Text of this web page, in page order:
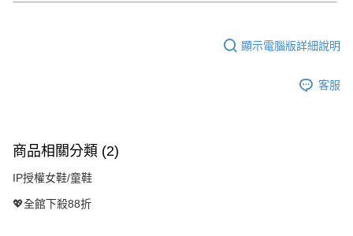
顯示電腦版詳細說明
客服
商品相關分類 (2)
IP授權女鞋/童鞋
💖全館下殺88折